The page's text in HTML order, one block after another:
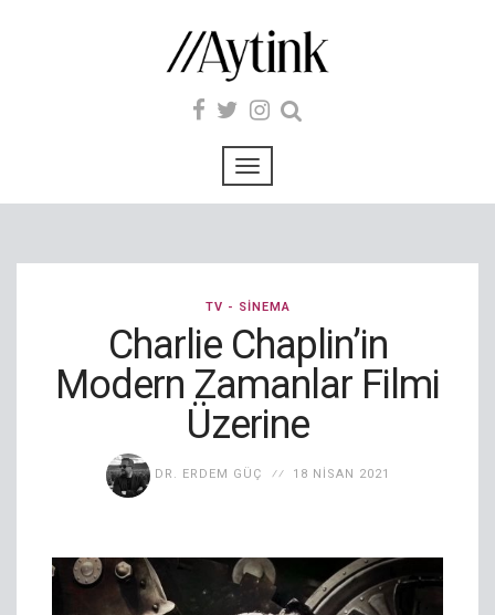
TV - SINEMA
Charlie Chaplin’in
Modern Zamanlar Filmi
Üzerine
DR. ERDEM GÜÇ 18 NISAN 2021